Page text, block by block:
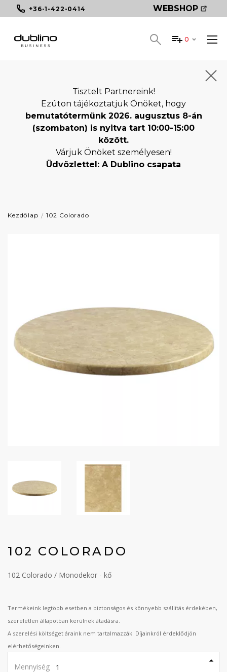
+36-1-422-0414 WEBSHOP
0
Tisztelt Partnereink!
Ezúton tájékoztatjuk Önöket, hogy
bemutatótermünk 2026. augusztus 8-án
(szombaton) is nyitva tart 10:00-15:00
között.
Várjuk Önöket személyesen!
Üdvözlettel: A Dublino csapata
Kezdőlap 102 Colorado
102 COLORADO
102 Colorado / Monodekor - kő
Termékeink legtöbb esetben a biztonságos és könnyebb szállítás érdekében,
szereletlen állapotban kerülnek átadásra.
A szerelési költséget áraink nem tartalmazzák. Díjainkról érdeklődjön
elérhetőségeinken.
Mennyiség